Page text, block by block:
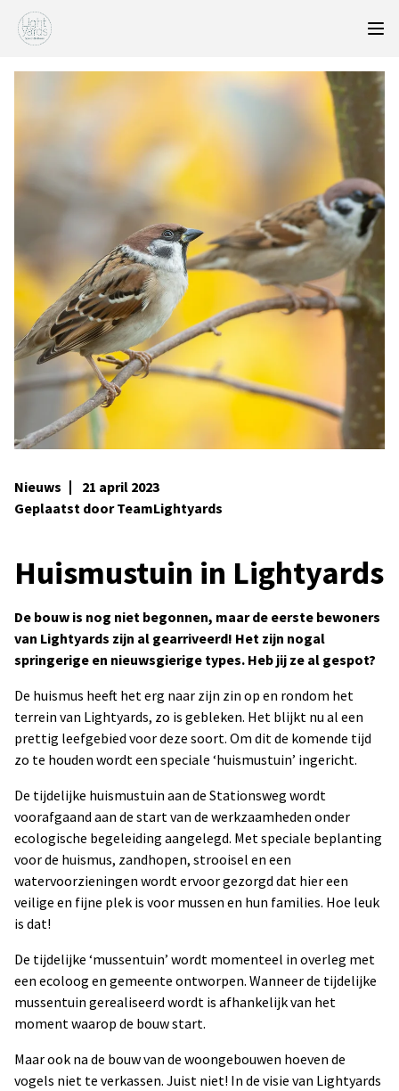
Nieuws
21 april 2023
Geplaatst door TeamLightyards
Huismustuin in Lightyards
De bouw is nog niet begonnen, maar de eerste bewoners
van Lightyards zijn al gearriveerd! Het zijn nogal
springerige en nieuwsgierige types. Heb jij ze al gespot?
De huismus heeft het erg naar zijn zin op en rondom het
terrein van Lightyards, zo is gebleken. Het blijkt nu al een
prettig leefgebied voor deze soort. Om dit de komende tijd
zo te houden wordt een speciale ‘huismustuin’ ingericht.
De tijdelijke huismustuin aan de Stationsweg wordt
voorafgaand aan de start van de werkzaamheden onder
ecologische begeleiding aangelegd. Met speciale beplanting
voor de huismus, zandhopen, strooisel en een
watervoorzieningen wordt ervoor gezorgd dat hier een
veilige en fijne plek is voor mussen en hun families. Hoe leuk
is dat!
De tijdelijke ‘mussentuin’ wordt momenteel in overleg met
een ecoloog en gemeente ontworpen. Wanneer de tijdelijke
mussentuin gerealiseerd wordt is afhankelijk van het
moment waarop de bouw start.
Maar ook na de bouw van de woongebouwen hoeven de
vogels niet te verkassen. Juist niet! In de visie van Lightyards